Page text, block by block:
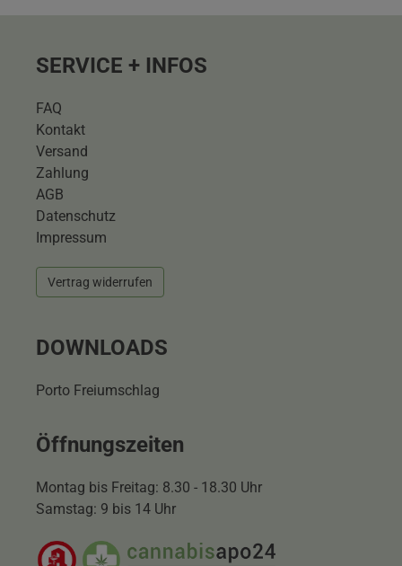
SERVICE + INFOS
FAQ
Kontakt
Versand
Zahlung
AGB
Datenschutz
Impressum
Vertrag widerrufen
DOWNLOADS
Porto Freiumschlag
Öffnungszeiten
Montag bis Freitag: 8.30 - 18.30 Uhr
Samstag: 9 bis 14 Uhr